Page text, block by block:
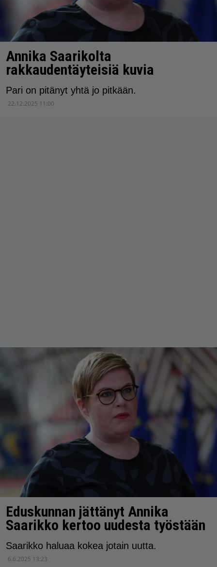
Annika Saarikolta
rakkaudentäyteisiä kuvia
Pari on pitänyt yhtä jo pitkään.
22.12.2025 11:00
Eduskunnan jättänyt Annika
Saarikko kertoo uudesta työstään
Saarikko haluaa kokea jotain uutta.
6.6.2025 13:23